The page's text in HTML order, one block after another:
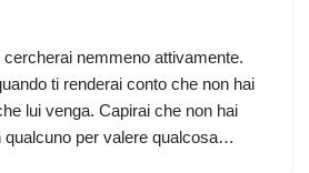
cercherai nemmeno attivamente.
ti renderai conto che non hai
lui venga. Capirai che non hai
qualcuno per valere qualcosa…